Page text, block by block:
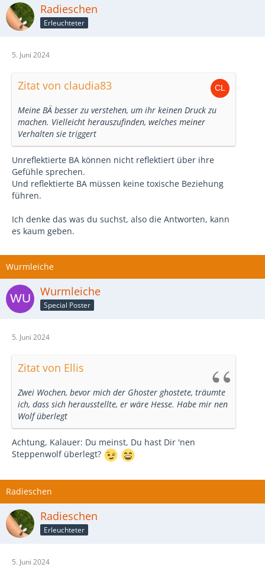
Radieschen
Erleuchteter
5. Juni 2024
Zitat von claudia83
Meine BÄ besser zu verstehen, um ihr keinen Druck zu
machen. Vielleicht herauszufinden, welches meiner
Verhalten sie triggert
Unreflektierte BA können nicht reflektiert über ihre
Gefühle sprechen.
Und reflektierte BA müssen keine toxische Beziehung
führen.
Ich denke das was du suchst, also die Antworten, kann
es kaum geben.
Wurmleiche
Wurmleiche
Special Poster
5. Juni 2024
Zitat von Ellis
Zwei Wochen, bevor mich der Ghoster ghostete, träumte
ich, dass sich herausstellte, er wäre Hesse. Habe mir nen
Wolf überlegt
Achtung, Kalauer: Du meinst, Du hast Dir 'nen
Steppenwolf überlegt?
Radieschen
Radieschen
Erleuchteter
5. Juni 2024